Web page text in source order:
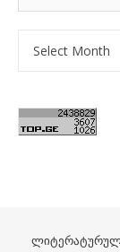
ლიტერატურულ-